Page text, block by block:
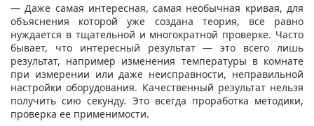
— Даже самая интересная, самая необычная кривая, для
объяснения которой уже создана теория, все равно
нуждается в тщательной и многократной проверке. Часто
бывает, что интересный результат — это всего лишь
результат, например изменения температуры в комнате
при измерении или даже неисправности, неправильной
настройки оборудования. Качественный результат нельзя
получить сию секунду. Это всегда проработка методики,
проверка ее применимости.